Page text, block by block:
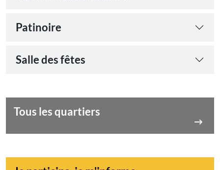
Patinoire
Salle des fêtes
Tous les quartiers